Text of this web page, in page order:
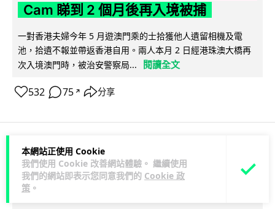
本網站正使用 Cookie
我們使用 Cookie 改善網站體驗。 繼續使用
我們的網站即表示您同意我們的 Cookie 政
策 。
Cam 睇到 2 個月後再入境被捕
一對香港夫婦今年 5 月遊澳門乘的士拾獲他人遺留相機及電
池，拾遺不報並帶返香港自用。兩人本月 2 日經港珠澳大橋再
次入境澳門時，被治安警察局...
閱讀全文
532 75 ↗ 分享
3C科技 家居無線
Vin